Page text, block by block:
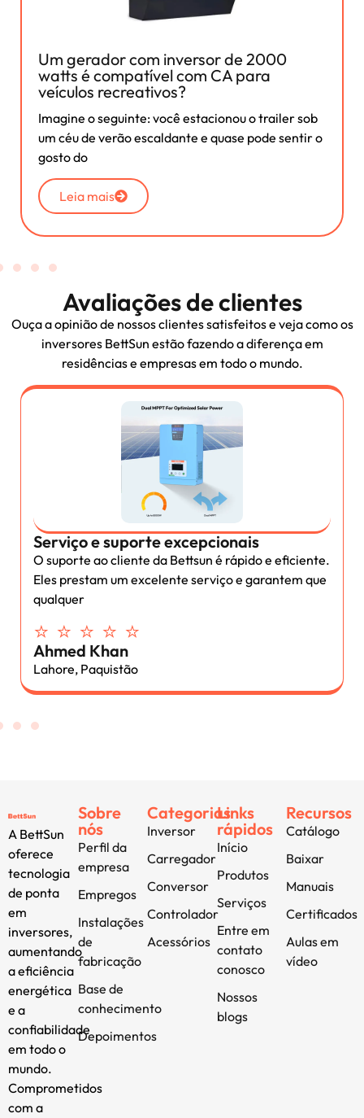
Um gerador com inversor de 2000
watts é compatível com CA para
veículos recreativos?
Imagine o seguinte: você estacionou o trailer sob
um céu de verão escaldante e quase pode sentir o
gosto do
Leia mais
Avaliações de clientes
Ouça a opinião de nossos clientes satisfeitos e veja como os
inversores BettSun estão fazendo a diferença em
residências e empresas em todo o mundo.
Serviço e suporte excepcionais
O suporte ao cliente da Bettsun é rápido e eficiente.
Eles prestam um excelente serviço e garantem que
qualquer
⭐ ⭐ ⭐ ⭐ ⭐
Ahmed Khan
Lahore, Paquistão
A BettSun
oferece
tecnologia
de ponta
em
inversores,
aumentando
a eficiência
energética
e a
confiabilidade
em todo o
mundo.
Comprometidos
com a
Sobre
nós
Perfil da
empresa
Empregos
Instalações
de
fabricação
Base de
conhecimento
Depoimentos
Categorias
Inversor
Carregador
Conversor
Controlador
Acessórios
Links
rápidos
Início
Produtos
Serviços
Entre em
contato
conosco
Nossos
blogs
Recursos
Catálogo
Baixar
Manuais
Certificados
Aulas em
vídeo